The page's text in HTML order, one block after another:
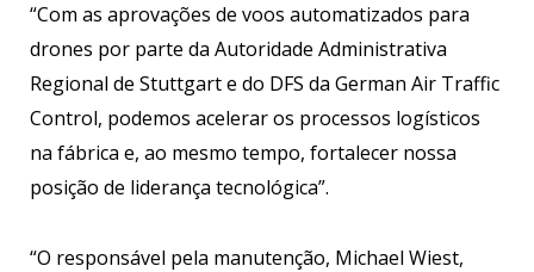
“Com as aprovações de voos automatizados para
drones por parte da Autoridade Administrativa
Regional de Stuttgart e do DFS da German Air Traffic
Control, podemos acelerar os processos logísticos
na fábrica e, ao mesmo tempo, fortalecer nossa
posição de liderança tecnológica”.
“O responsável pela manutenção, Michael Wiest,